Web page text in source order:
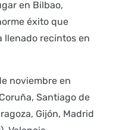
en Bilbao,
éxito que
llenado recintos en
noviembre en
Santiago de
Gijón, Madrid